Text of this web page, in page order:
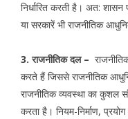
निर्धारित करती है। अत: शासन
या सरकारें भी राजनीतिक
3. राजनीतिक दल –
करते हैं जिससे राजनीतिक
राजनीतिक व्यवस्था का कुशल
करता है। नियम-निर्माण,